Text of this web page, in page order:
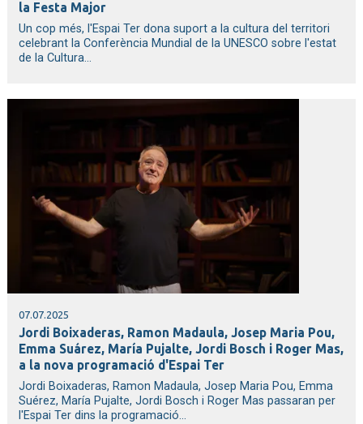
la Festa Major
Un cop més, l'Espai Ter dona suport a la cultura del territori
celebrant la Conferència Mundial de la UNESCO sobre l'estat
de la Cultura...
07.07.2025
Jordi Boixaderas, Ramon Madaula, Josep Maria Pou,
Emma Suárez, María Pujalte, Jordi Bosch i Roger Mas,
a la nova programació d'Espai Ter
Jordi Boixaderas, Ramon Madaula, Josep Maria Pou, Emma
Suérez, María Pujalte, Jordi Bosch i Roger Mas passaran per
l'Espai Ter dins la programació...